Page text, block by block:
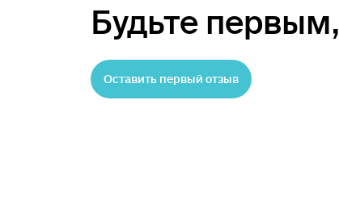
Будьте первым,
Оставить первый отзыв